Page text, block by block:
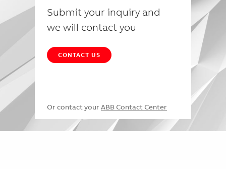
Submit your inquiry and
we will contact you
CONTACT US
Or contact your ABB Contact Center